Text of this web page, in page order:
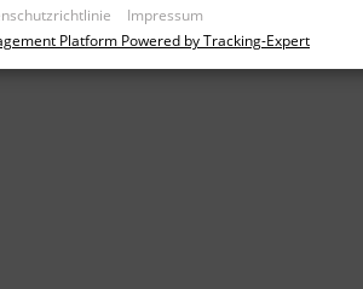
Anpassungen vornehmen.
Impressum
Platform Powered by Tracking-Expert